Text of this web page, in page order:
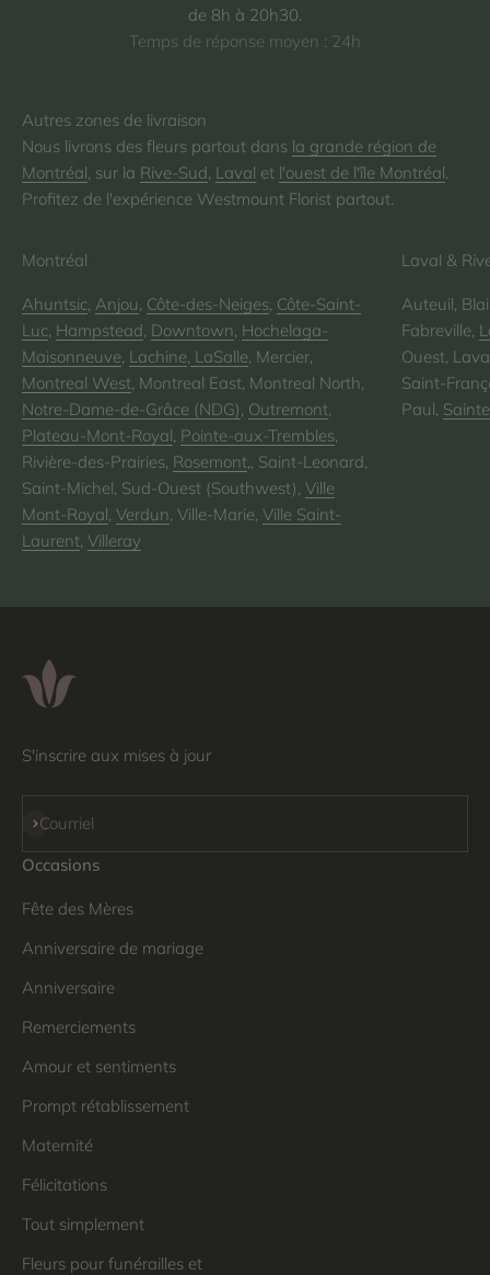
de 8h à 20h30.
Temps de réponse moyen : 24h
Nous livrons des fleurs partout dans la grande région de
Montréal, sur la Rive-Sud, Laval et l'ouest de l'île Montréal.
Profitez de l'expérience Westmount Florist partout.
Montréal
Ahuntsic, Anjou, Côte-des-Neiges, Côte-Saint-
Luc, Hampstead, Downtown, Hochelaga-
Maisonneuve, Lachine, LaSalle, Mercier,
Montreal West, Montreal East, Montreal North,
Notre-Dame-de-Grâce (NDG), Outremont,
Plateau-Mont-Royal, Pointe-aux-Trembles,
Rivière-des-Prairies, Rosemont,, Saint-Leonard,
Saint-Michel, Sud-Ouest (Southwest), Ville
Mont-Royal, Verdun, Ville-Marie, Ville Saint-
Laurent, Villeray
Laval &
Auteuil,
Fabreville,
Ouest,
Saint-
Paul,
S'inscrire aux mises à jour
Courriel
S'inscrire
Occasions
Fête des Mères
Anniversaire de mariage
Anniversaire
Remerciements
Amour et sentiments
Prompt rétablissement
Maternité
Félicitations
Tout simplement
Fleurs pour funérailles et